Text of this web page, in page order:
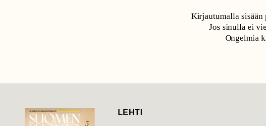
Kirjautumalla sisään
Jos sinulla ei
Ongelmia
LEHTI